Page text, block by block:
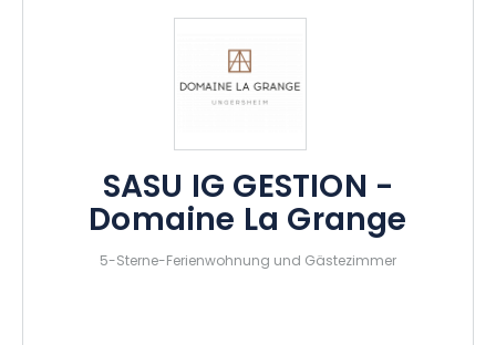
SASU IG GESTION -
Domaine La Grange
5-Sterne-Ferienwohnung und Gästezimmer